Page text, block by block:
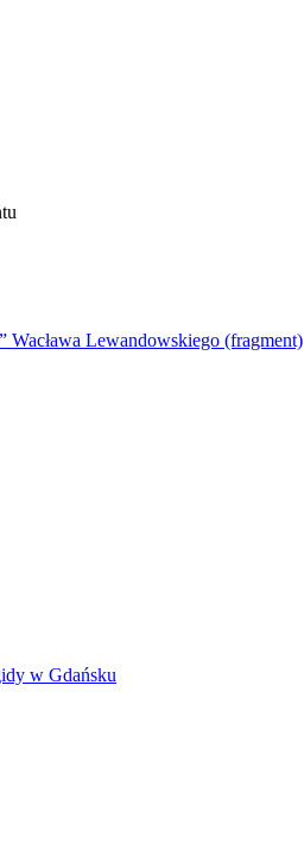
Wacława Lewandowskiego (fragment)
w Gdańsku